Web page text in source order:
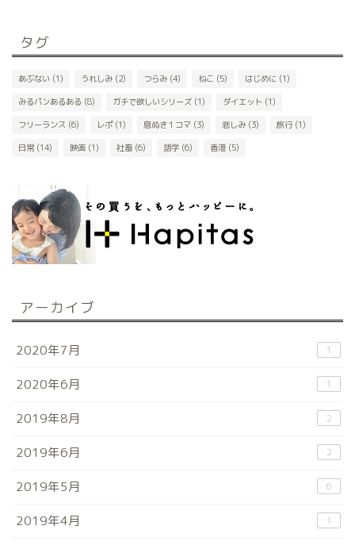
タグ
あぶない (1) うれしみ (2) つらみ (4) ねこ (5) はじめに (1)
みるパンあるある (8) ガチで欲しいシリーズ (1) ダイエット (1)
フリーランス (6) レポ(1) 息ぬき１コマ (3) 悲しみ (3) 旅行(1)
日常(14) 映画 (1) 社畜 (6) 語学 (6) 香港 (5)
アーカイブ
2020年7月 1
2020年6月 1
2019年8月 2
2019年6月 2
2019年5月 6
2019年4月 1